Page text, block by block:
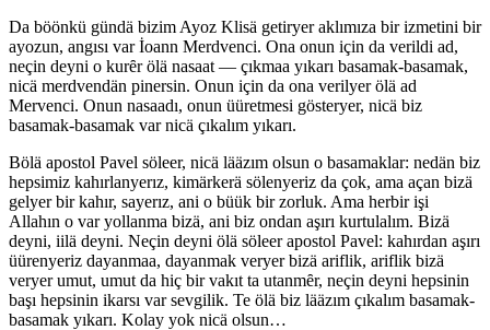
Da böönkü gündä bizim Ayoz Klisä getiryer aklımıza bir izmetini bir
ayozun, angısı var İoann Merdvenci. Ona onun için da verildi ad,
neçin deyni o kurȇr ölä nasaat — çıkmaa yıkarı basamak-basamak,
nicä merdvendän pinersin. Onun için da ona verilyer ölä ad
Mervenci. Onun nasaadı, onun üüretmesi gösteryer, nicä biz
basamak-basamak var nicä çıkalım yıkarı.
Bölä apostol Pavel söleer, nicä lääzım olsun o basamaklar: nedän biz
hepsimiz kahırlanyerız, kimärkerä sölenyeriz da çok, ama açan bizä
gelyer bir kahır, sayerız, ani o büük bir zorluk. Ama herbir işi
Allahın o var yollanma bizä, ani biz ondan aşırı kurtulalım. Bizä
deyni, iilä deyni. Neçin deyni ölä söleer apostol Pavel: kahırdan aşırı
üürenyeriz dayanmaa, dayanmak veryer bizä ariflik, ariflik bizä
veryer umut, umut da hiç bir vakıt ta utanmȇr, neçin deyni hepsinin
başı hepsinin ikarsı var sevgilik. Te ölä biz lääzım çıkalım basamak-
basamak yıkarı. Kolay yok nicä olsun…